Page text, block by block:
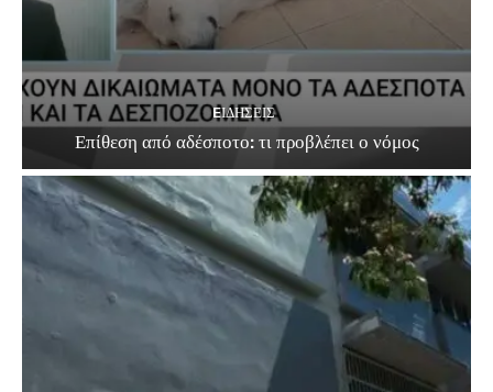
EΙΔΗΣΕΙΣ
Επίθεση από αδέσποτο: τι προβλέπει ο νόμος